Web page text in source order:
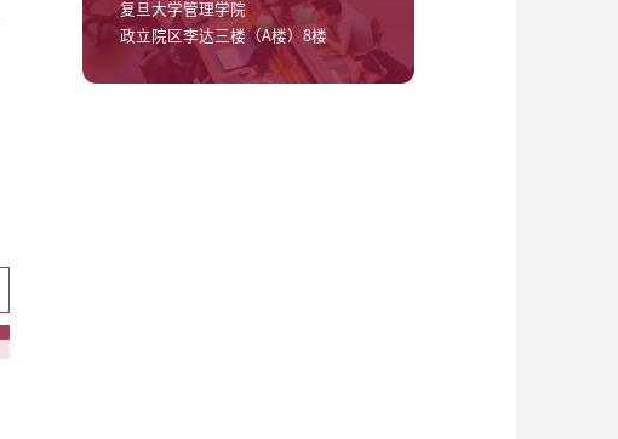
复旦大学管理学院
政立院区李达三楼（A楼）8楼